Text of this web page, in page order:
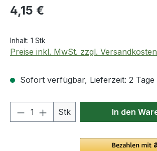
Regulärer Preis:
4,15 €
Inhalt: 1 Stk
Preise inkl. MwSt. zzgl. Versandkosten
Sofort verfügbar, Lieferzeit: 2 Tage
Produkt Anzahl: Gib den
Stk In den